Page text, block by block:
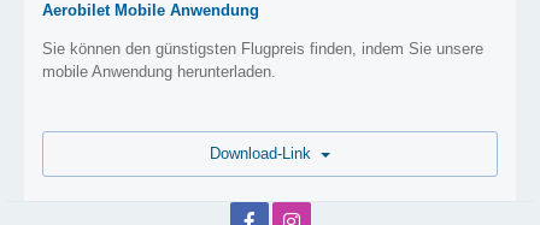
Aerobilet Mobile Anwendung
Sie können den günstigsten Flugpreis finden, indem Sie unsere
mobile Anwendung herunterladen.